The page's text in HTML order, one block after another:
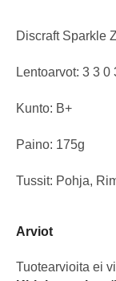
Discraft Sparkle
Lentoarvot: 3 3 0
Kunto: B+
Paino: 175g
Tussit: Pohja,
Arviot
Tuotearvioita ei